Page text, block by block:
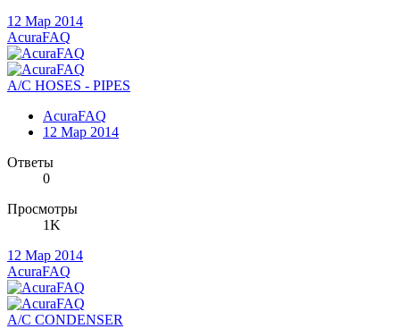
12 Мар 2014
AcuraFAQ
A/C HOSES - PIPES
AcuraFAQ
12 Мар 2014
Ответы
0
Просмотры
1K
12 Мар 2014
AcuraFAQ
A/C CONDENSER